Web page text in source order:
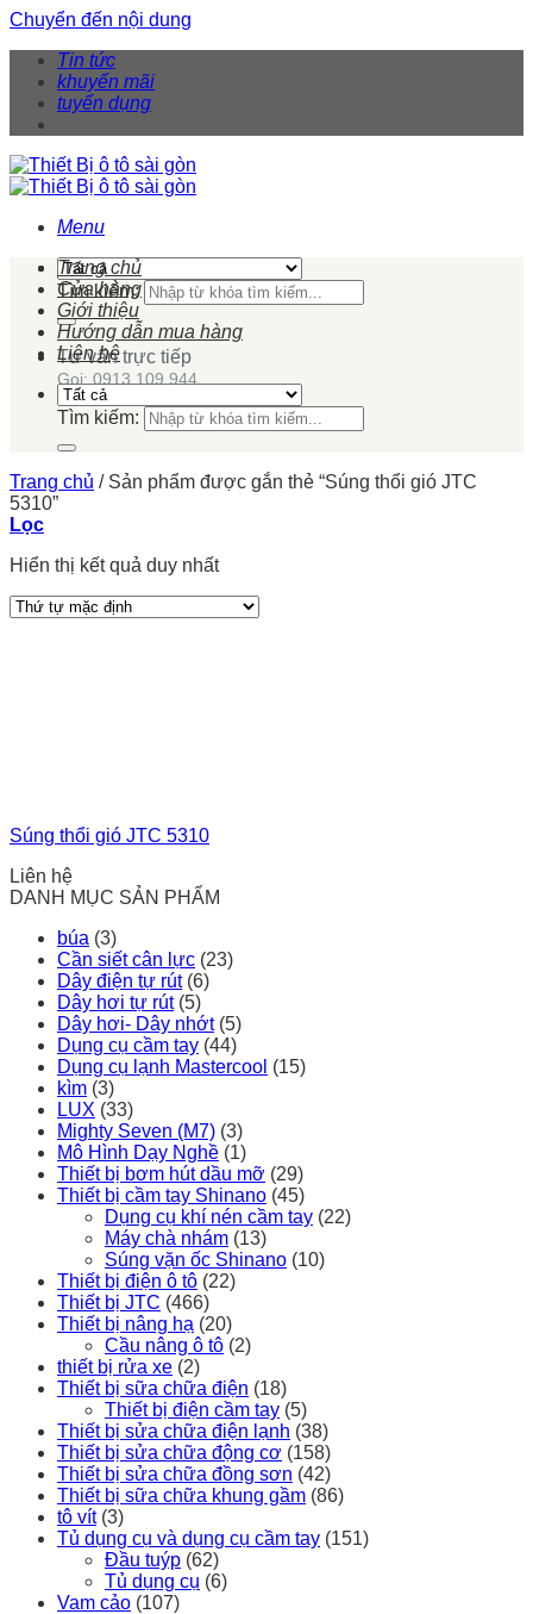
Chuyển đến nội dung
Tin tức
khuyến mãi
tuyển dụng
Menu
Tìm kiếm:
Tư vấn trực tiếp
Gọi: 0913 109 944
Trang chủ
Cửa hàng
Giới thiệu
Hướng dẫn mua hàng
Liên hệ
Tìm kiếm:
Trang chủ /Sản phẩm được gắn thẻ “Súng thổi gió JTC
5310”
Lọc
Hiển thị kết quả duy nhất
Súng thổi gió JTC 5310
Liên hệ
DANH MỤC SẢN PHẨM
búa (3)
Cần siết cân lực (23)
Dây điện tự rút (6)
Dây hơi tự rút (5)
Dây hơi- Dây nhớt (5)
Dụng cụ cầm tay (44)
Dụng cụ lạnh Mastercool (15)
kìm (3)
LUX (33)
Mighty Seven (M7) (3)
Mô Hình Dạy Nghề (1)
Thiết bị bơm hút dầu mỡ (29)
Thiết bị cầm tay Shinano (45)
Dụng cụ khí nén cầm tay (22)
Máy chà nhám (13)
Súng vặn ốc Shinano (10)
Thiết bị điện ô tô (22)
Thiết bị JTC (466)
Thiết bị nâng hạ (20)
Cầu nâng ô tô (2)
thiết bị rửa xe (2)
Thiết bị sữa chữa điện (18)
Thiết bị điện cầm tay (5)
Thiết bị sửa chữa điện lạnh (38)
Thiết bị sửa chữa động cơ (158)
Thiết bị sửa chữa đồng sơn (42)
Thiết bị sữa chữa khung gầm (86)
tô vít (3)
Tủ dụng cụ và dụng cụ cầm tay (151)
Đầu tuýp (62)
Tủ dụng cụ (6)
Vam cảo (107)